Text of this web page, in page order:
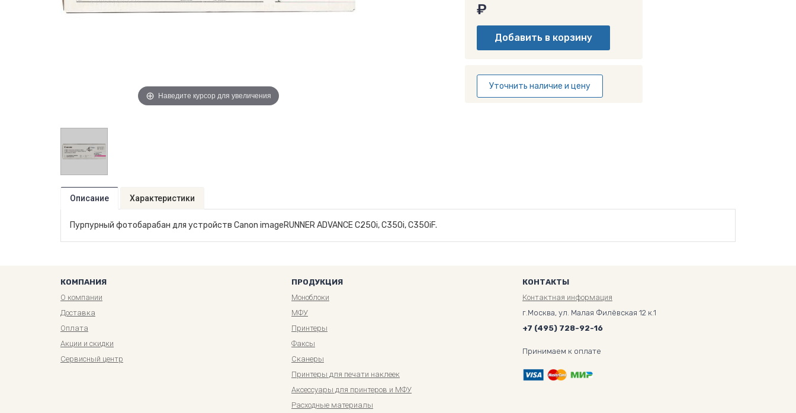
Наведите курсор для увеличения
₽
Уточнить наличие и цену
Описание Характеристики
Пурпурный фотобарабан для устройств Canon imageRUNNER ADVANCE C250i, C350i, C350iF.
КОМПАНИЯ
О компании
Доставка
Оплата
Акции и скидки
Сервисный центр
ПРОДУКЦИЯ
Моноблоки
МФУ
Принтеры
Факсы
Сканеры
Принтеры для печати наклеек
Аксессуары для принтеров и МФУ
Расходные материалы
КОНТАКТЫ
Контактная информация
г.Москва, ул. Малая Филёвская 12 к.1
+7 (495) 728-92-16
Принимаем к оплате